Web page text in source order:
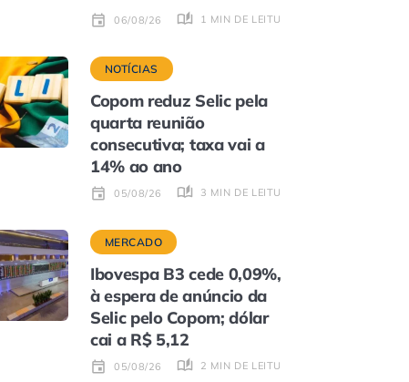
06/08/26 1 MIN DE LEITURA
NOTÍCIAS
Copom reduz Selic pela
quarta reunião
consecutiva; taxa vai a
14% ao ano
05/08/26 3 MIN DE LEITURA
MERCADO
Ibovespa B3 cede 0,09%,
à espera de anúncio da
Selic pelo Copom; dólar
cai a R$ 5,12
05/08/26 2 MIN DE LEITURA